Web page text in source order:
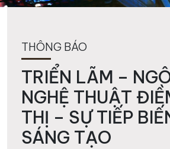
THÔNG BÁO
TRIỂN LÃM –
NGHỆ THUẬT
THỊ – SỰ TIẾP
SÁNG TẠO